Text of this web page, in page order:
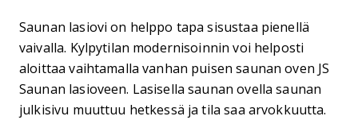
Saunan lasiovi on helppo tapa sisustaa pienellä
vaivalla. Kylpytilan modernisoinnin voi helposti
aloittaa vaihtamalla vanhan puisen saunan oven JS
Saunan lasioveen. Lasisella saunan ovella saunan
julkisivu muuttuu hetkessä ja tila saa arvokkuutta.